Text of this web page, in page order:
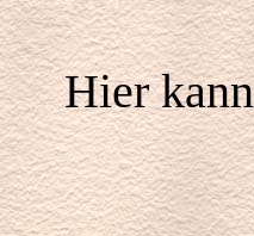
Hier